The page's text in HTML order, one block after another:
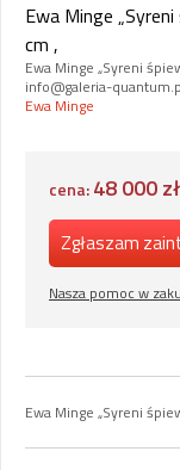
Ewa Minge
cm ,
Ewa Minge „Syreni
info@galeria-
Ewa Minge
cena:48 000 zł
Zgłaszam
Nasza pomoc w
Ewa Minge „Syreni